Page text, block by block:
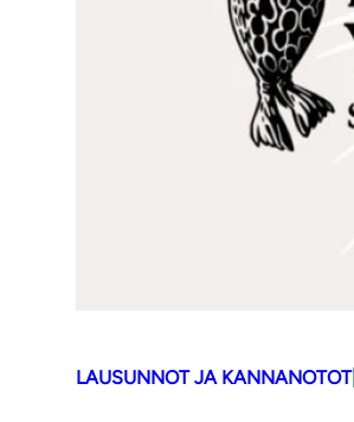
LAUSUNNOT JA KANNANOTOT|